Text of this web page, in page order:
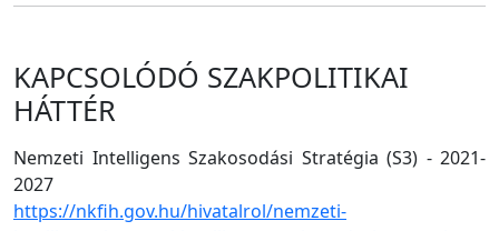
KAPCSOLÓDÓ SZAKPOLITIKAI
HÁTTÉR
Nemzeti Intelligens Szakosodási Stratégia (S3) - 2021-
2027
https://nkfih.gov.hu/hivatalrol/nemzeti-